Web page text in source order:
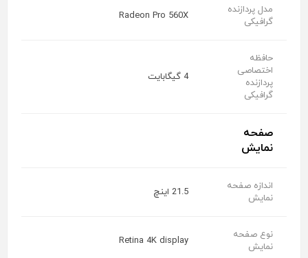
مدل پردازنده
گرافیکی
Radeon Pro 560X
حافظه
اختصاصی
پردازنده
گرافیکی
4 گیگابایت
صفحه
نمایش
اندازه صفحه
نمایش
21.5 اینچ
نوع صفحه
نمایش
Retina 4K display